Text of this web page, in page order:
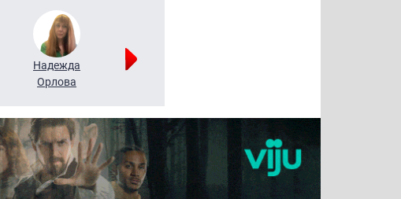
Надежда
Орлова